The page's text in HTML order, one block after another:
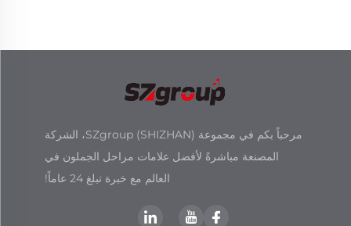
مرحباً بكم في مجموعة SZgroup (SHIZHAN)، الشركة
المصنعة مباشرةً لأفضل علامات مراحل الجملون في
العالم مع خبرة تبلغ 24 عاماً!